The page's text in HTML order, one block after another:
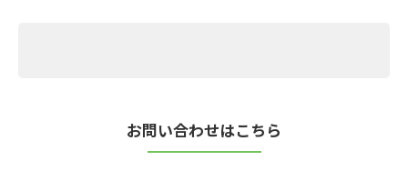
お問い合わせはこちら